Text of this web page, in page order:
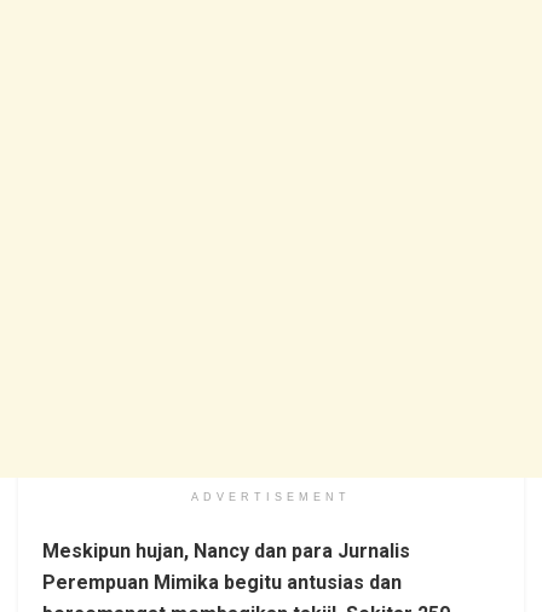
ADVERTISEMENT
Meskipun hujan, Nancy dan para Jurnalis
Perempuan Mimika begitu antusias dan